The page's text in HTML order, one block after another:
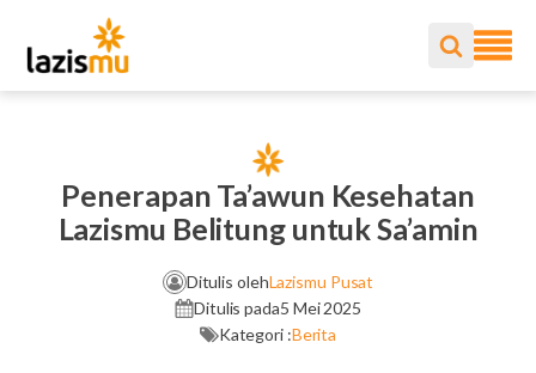
Penerapan Ta’awun Kesehatan
Lazismu Belitung untuk Sa’amin
Ditulis olehLazismu Pusat
Ditulis pada5 Mei 2025
Kategori :Berita